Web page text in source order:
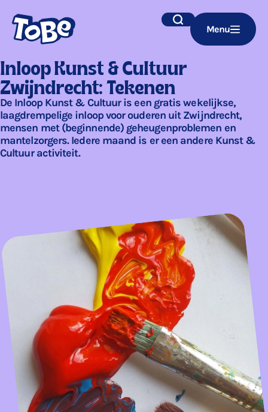
Navigatie
overslaan
Zoek Menu
Inloop Kunst & Cultuur
Zwijndrecht: Tekenen
De Inloop Kunst & Cultuur is een gratis wekelijkse,
laagdrempelige inloop voor ouderen uit Zwijndrecht,
mensen met (beginnende) geheugenproblemen en
mantelzorgers. Iedere maand is er een andere Kunst &
Cultuur activiteit.